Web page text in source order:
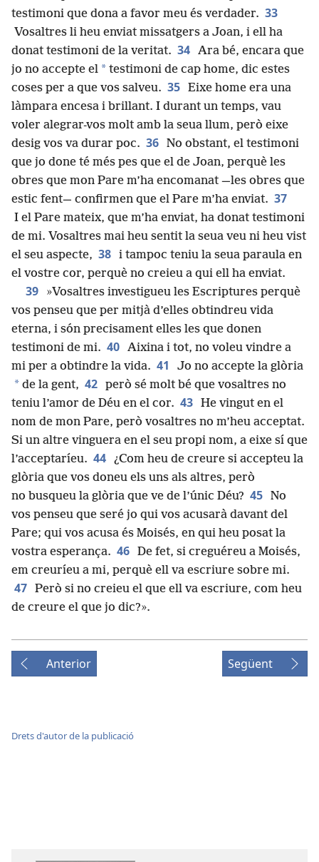
testimoni que dona a favor meu és verdader. 33
Vosaltres li heu enviat missatgers a Joan, i ell ha
donat testimoni de la veritat. 34 Ara bé, encara que
jo no accepte el * testimoni de cap home, dic estes
coses per a que vos salveu. 35 Eixe home era una
làmpara encesa i brillant. I durant un temps, vau
voler alegrar-vos molt amb la seua llum, però eixe
desig vos va durar poc. 36 No obstant, el testimoni
que jo done té més pes que el de Joan, perquè les
obres que mon Pare m’ha encomanat —les obres que
estic fent— confirmen que el Pare m’ha enviat. 37
I el Pare mateix, que m’ha enviat, ha donat testimoni
de mi. Vosaltres mai heu sentit la seua veu ni heu vist
el seu aspecte, 38 i tampoc teniu la seua paraula en
el vostre cor, perquè no creieu a qui ell ha enviat.
39
»Vosaltres investigueu les Escriptures perquè
vos penseu que per mitjà d’elles obtindreu vida
eterna, i són precisament elles les que donen
testimoni de mi. 40 Aixina i tot, no voleu vindre a
mi per a obtindre la vida. 41 Jo no accepte la glòria
* de la gent, 42 però sé molt bé que vosaltres no
teniu l’amor de Déu en el cor. 43 He vingut en el
nom de mon Pare, però vosaltres no m’heu acceptat.
Si un altre vinguera en el seu propi nom, a eixe sí que
l’acceptaríeu. 44 ¿Com heu de creure si accepteu la
glòria que vos doneu els uns als altres, però
no busqueu la glòria que ve de l’únic Déu? 45 No
vos penseu que seré jo qui vos acusarà davant del
Pare; qui vos acusa és Moisés, en qui heu posat la
vostra esperança. 46 De fet, si creguéreu a Moisés,
em creuríeu a mi, perquè ell va escriure sobre mi.
47 Però si no creieu el que ell va escriure, com heu
de creure el que jo dic?».
Anterior Següent
Drets d'autor de la publicació